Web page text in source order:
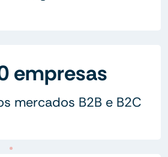
empresas
mercados B2B e B2C